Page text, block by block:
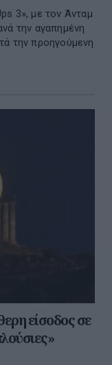
3», με τον Άνταμ
την αγαπημένη
την προηγούμενη
είσοδος σε